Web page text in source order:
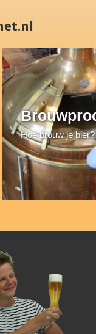
Hoe brouw je bier?